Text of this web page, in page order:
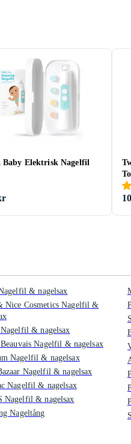
Baby Elektrisk Nagelfil
& nagelsax
Nice Cosmetics Nagelfil &
& nagelsax
Nagelfil & nagelsax
Nagelfil & nagelsax
Nagelfil & nagelsax
Nagelfil & nagelsax
Nagelfil & nagelsax
Nageltång